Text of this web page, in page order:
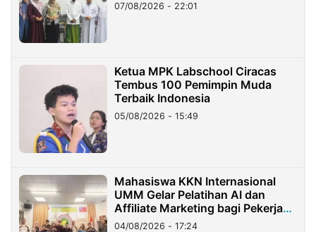
07/08/2026 - 22:01
Ketua MPK Labschool Ciracas
Tembus 100 Pemimpin Muda
Terbaik Indonesia
05/08/2026 - 15:49
Mahasiswa KKN Internasional
UMM Gelar Pelatihan AI dan
Affiliate Marketing bagi Pekerja
Migran Indonesia di Taiwan
04/08/2026 - 17:24